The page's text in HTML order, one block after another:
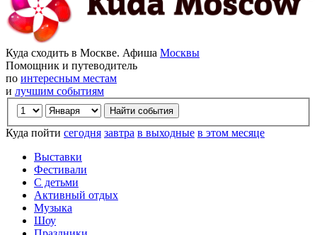
Куда сходить в Москве. Афиша Москвы
Помощник и путеводитель
по интересным местам
и лучшим событиям
Куда пойти сегодня завтра в выходные в этом месяце
Выставки
Фестивали
С детьми
Активный отдых
Музыка
Шоу